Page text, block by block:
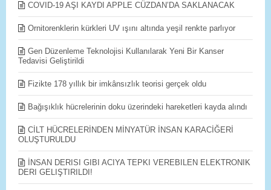
COVID-19 AŞI KAYDI APPLE CÜZDAN’DA SAKLANACAK
Ornitorenklerin kürkleri UV ışını altında yeşil renkte parlıyor
Gen Düzenleme Teknolojisi Kullanılarak Yeni Bir Kanser
Tedavisi Geliştirildi
Fizikte 178 yıllık bir imkânsızlık teorisi gerçek oldu
Bağışıklık hücrelerinin doku üzerindeki hareketleri kayda alındı
CİLT HÜCRELERİNDEN MİNYATÜR İNSAN KARACİĞERİ
OLUŞTURULDU
İNSAN DERISI GIBI ACIYA TEPKI VEREBILEN ELEKTRONIK
DERI GELIŞTIRILDI!